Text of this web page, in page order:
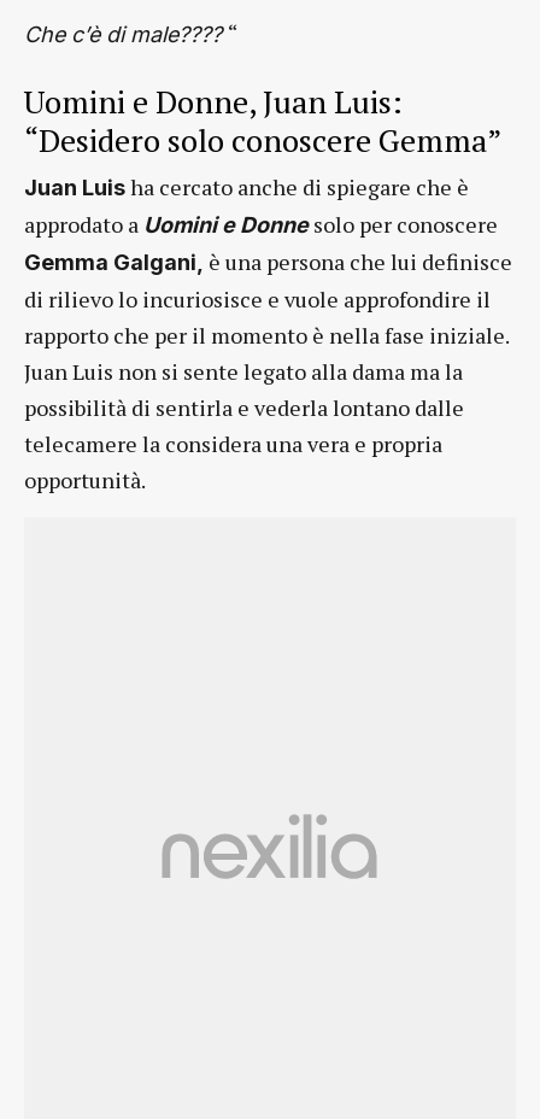
Che c’è di male????“
Uomini e Donne, Juan Luis:
“Desidero solo conoscere Gemma”
Juan Luisha cercato anche di spiegare che è
approdato a Uomini e Donnesolo per conoscere
Gemma Galgani, è una persona che lui definisce
di rilievo lo incuriosisce e vuole approfondire il
rapporto che per il momento è nella fase iniziale.
Juan Luis non si sente legato alla dama ma la
possibilità di sentirla e vederla lontano dalle
telecamere la considera una vera e propria
opportunità.